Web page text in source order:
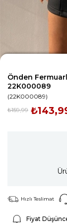
Önden
22K000089
(22K000089)
₺159,99
Hızlı Teslimat
Fiyat